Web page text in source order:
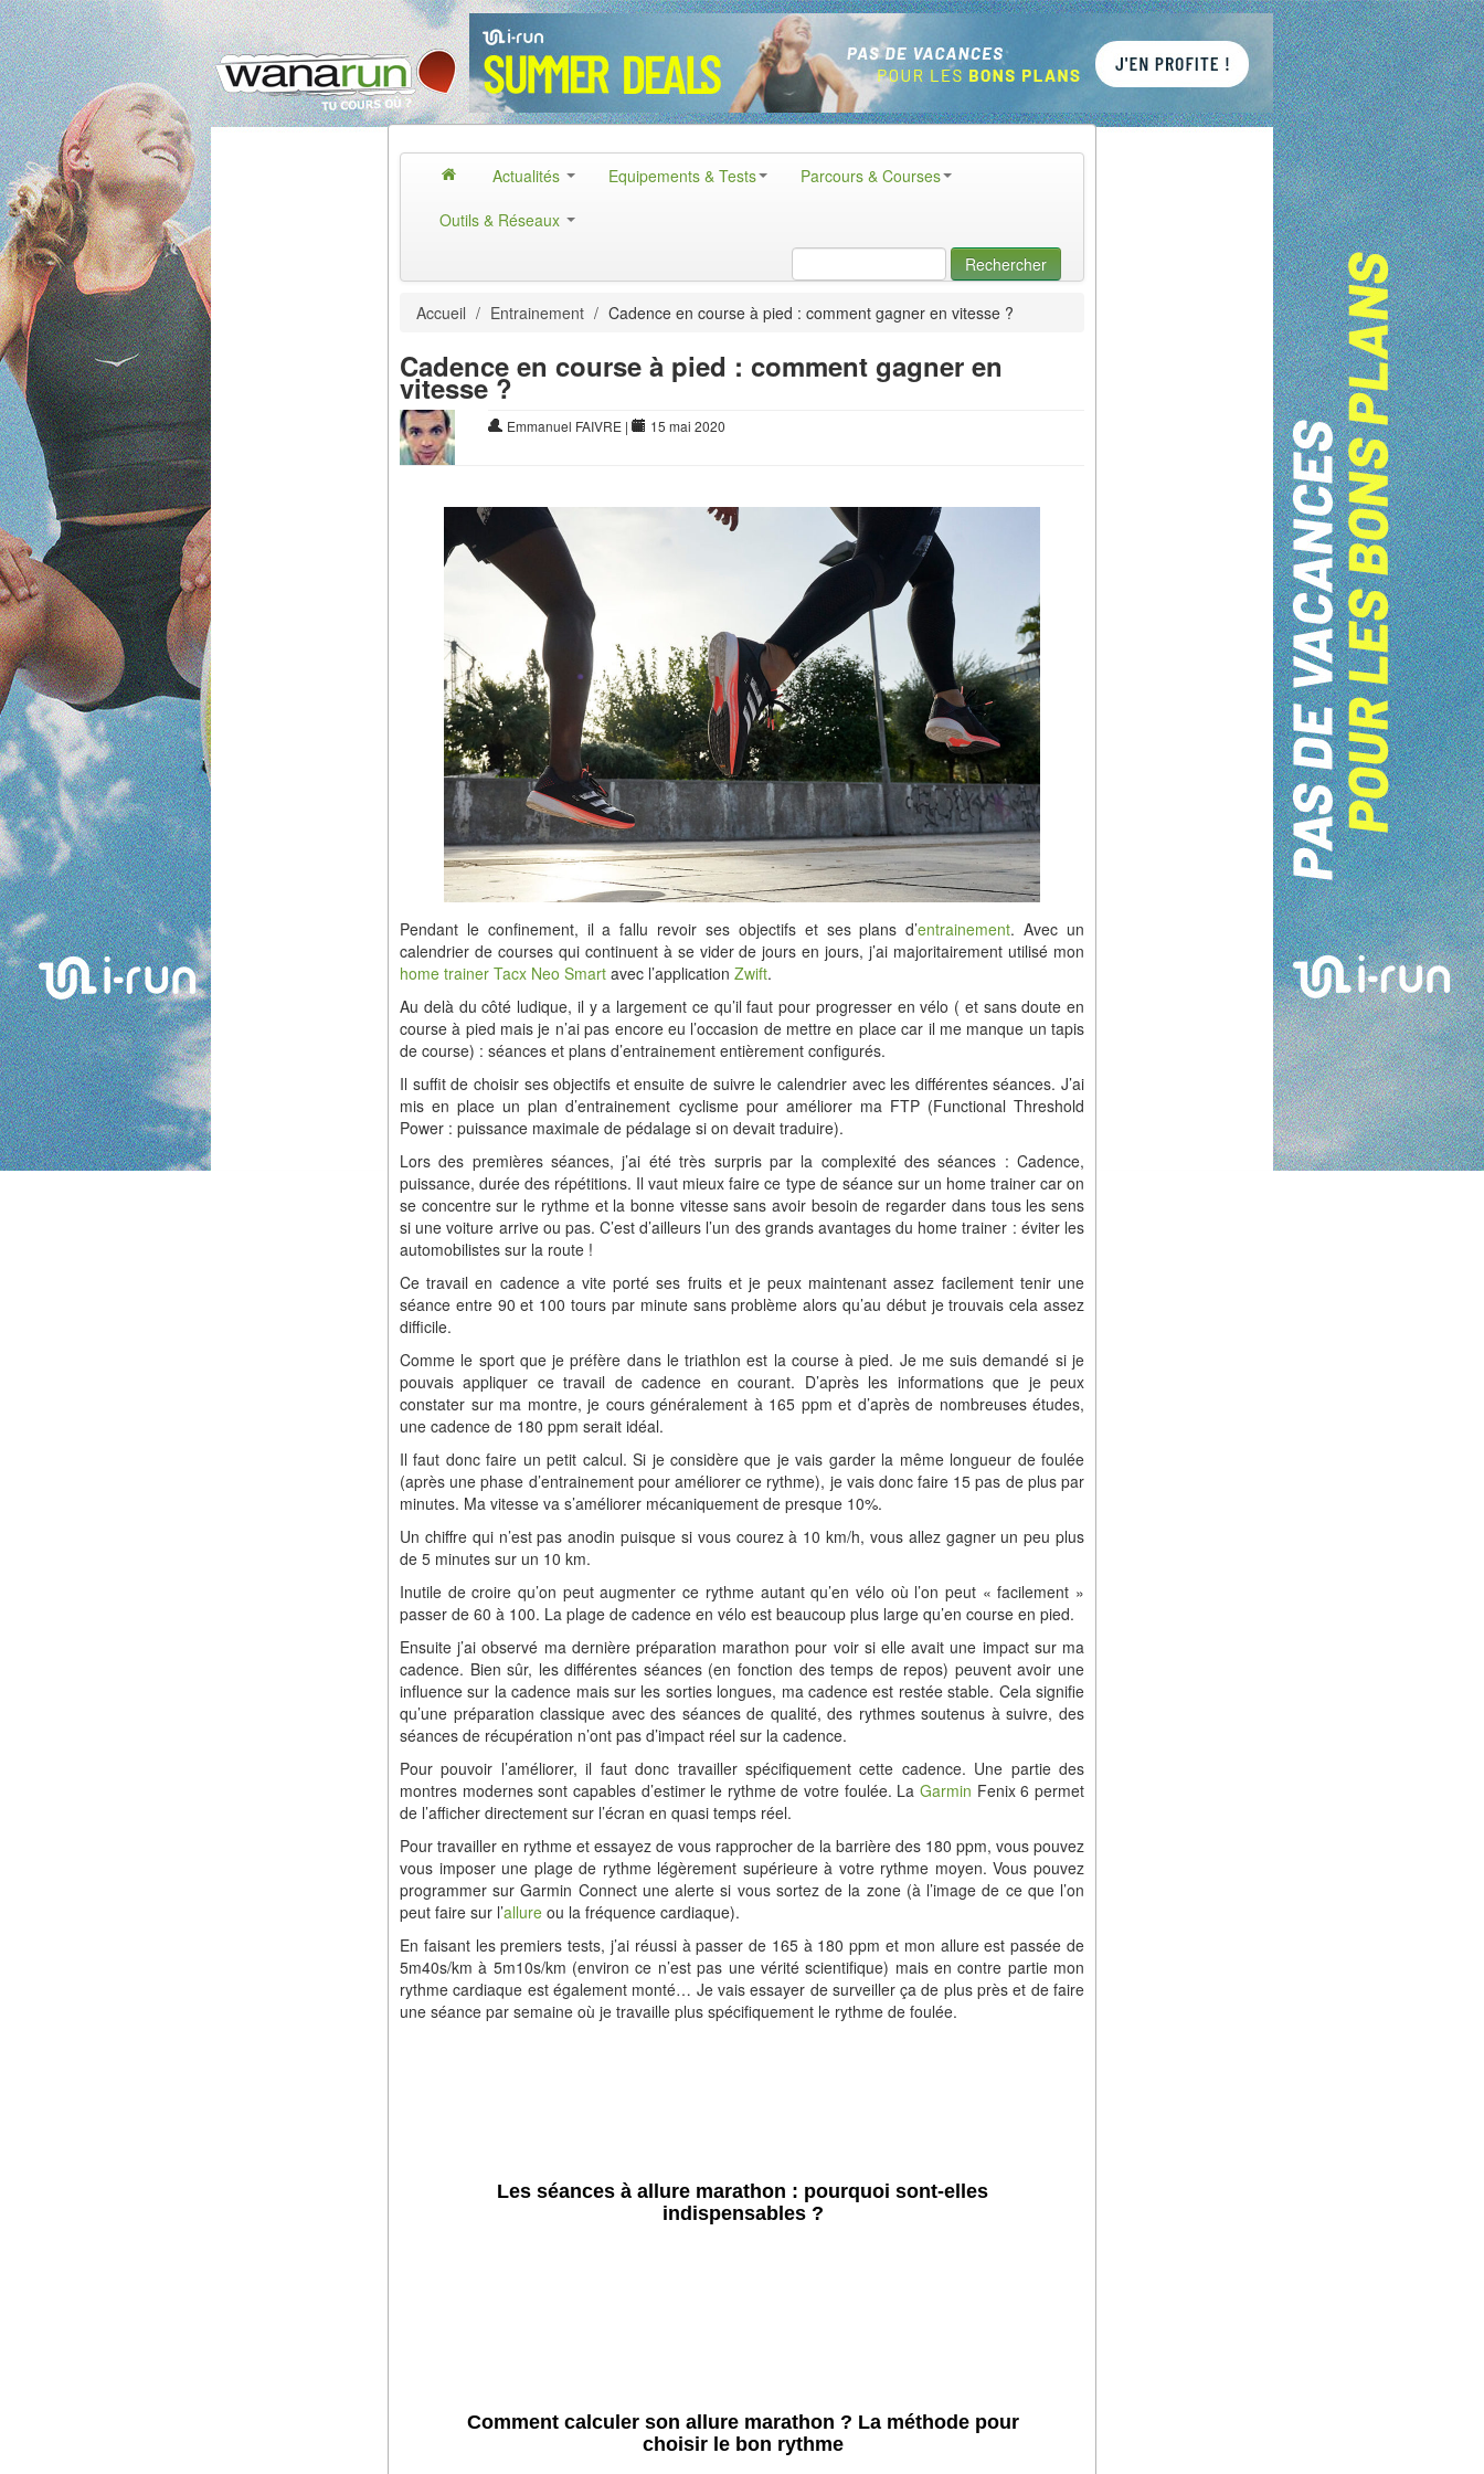
Actualités Equipements & Tests
Parcours & Courses
Outils & Réseaux
Rechercher
Accueil / Entrainement / Cadence en course à pied : comment gagner en vitesse ?
Cadence en course à pied : comment gagner en
vitesse ?
Emmanuel FAIVRE | 15 mai 2020
Pendant le confinement, il a fallu revoir ses objectifs et ses plans d’entrainement. Avec un
calendrier de courses qui continuent à se vider de jours en jours, j’ai majoritairement utilisé mon
home trainer Tacx Neo Smart avec l’application Zwift.
Au delà du côté ludique, il y a largement ce qu’il faut pour progresser en vélo ( et sans doute en
course à pied mais je n’ai pas encore eu l’occasion de mettre en place car il me manque un tapis
de course) : séances et plans d’entrainement entièrement configurés.
Il suffit de choisir ses objectifs et ensuite de suivre le calendrier avec les différentes séances. J’ai
mis en place un plan d’entrainement cyclisme pour améliorer ma FTP (Functional Threshold
Power : puissance maximale de pédalage si on devait traduire).
Lors des premières séances, j’ai été très surpris par la complexité des séances : Cadence,
puissance, durée des répétitions. Il vaut mieux faire ce type de séance sur un home trainer car on
se concentre sur le rythme et la bonne vitesse sans avoir besoin de regarder dans tous les sens
si une voiture arrive ou pas. C’est d’ailleurs l’un des grands avantages du home trainer : éviter les
automobilistes sur la route !
Ce travail en cadence a vite porté ses fruits et je peux maintenant assez facilement tenir une
séance entre 90 et 100 tours par minute sans problème alors qu’au début je trouvais cela assez
difficile.
Comme le sport que je préfère dans le triathlon est la course à pied. Je me suis demandé si je
pouvais appliquer ce travail de cadence en courant. D’après les informations que je peux
constater sur ma montre, je cours généralement à 165 ppm et d’après de nombreuses études,
une cadence de 180 ppm serait idéal.
Il faut donc faire un petit calcul. Si je considère que je vais garder la même longueur de foulée
(après une phase d’entrainement pour améliorer ce rythme), je vais donc faire 15 pas de plus par
minutes. Ma vitesse va s’améliorer mécaniquement de presque 10%.
Un chiffre qui n’est pas anodin puisque si vous courez à 10 km/h, vous allez gagner un peu plus
de 5 minutes sur un 10 km.
Inutile de croire qu’on peut augmenter ce rythme autant qu’en vélo où l’on peut « facilement »
passer de 60 à 100. La plage de cadence en vélo est beaucoup plus large qu’en course en pied.
Ensuite j’ai observé ma dernière préparation marathon pour voir si elle avait une impact sur ma
cadence. Bien sûr, les différentes séances (en fonction des temps de repos) peuvent avoir une
influence sur la cadence mais sur les sorties longues, ma cadence est restée stable. Cela signifie
qu’une préparation classique avec des séances de qualité, des rythmes soutenus à suivre, des
séances de récupération n’ont pas d’impact réel sur la cadence.
Pour pouvoir l’améliorer, il faut donc travailler spécifiquement cette cadence. Une partie des
montres modernes sont capables d’estimer le rythme de votre foulée. LaGarmin Fenix 6 permet
de l’afficher directement sur l’écran en quasi temps réel.
Pour travailler en rythme et essayez de vous rapprocher de la barrière des 180 ppm, vous pouvez
vous imposer une plage de rythme légèrement supérieure à votre rythme moyen. Vous pouvez
programmer sur Garmin Connect une alerte si vous sortez de la zone (à l’image de ce que l’on
peut faire sur l’allure ou la fréquence cardiaque).
En faisant les premiers tests, j’ai réussi à passer de 165 à 180 ppm et mon allure est passée de
5m40s/km à 5m10s/km (environ ce n’est pas une vérité scientifique) mais en contre partie mon
rythme cardiaque est également monté… Je vais essayer de surveiller ça de plus près et de faire
une séance par semaine où je travaille plus spécifiquement le rythme de foulée.
Les séances à allure marathon : pourquoi sont-elles
indispensables ?
Comment calculer son allure marathon ? La méthode pour
choisir le bon rythme